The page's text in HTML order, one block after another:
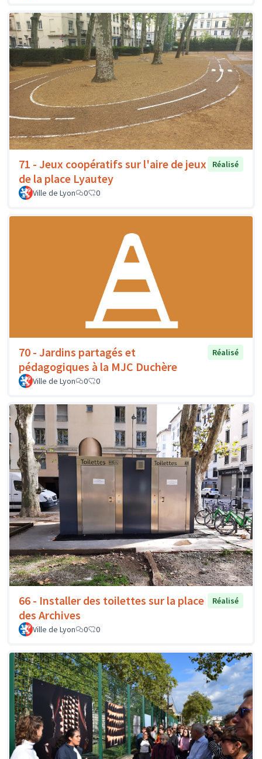
71 - Jeux coopératifs sur l'aire de jeux
de la place Lyautey
Réalisé
Ville de Lyon 0 0
70 - Jardins partagés et
pédagogiques à la MJC Duchère
Réalisé
Ville de Lyon 0 0
66 - Installer des toilettes sur la place
des Archives
Réalisé
Ville de Lyon 0 0